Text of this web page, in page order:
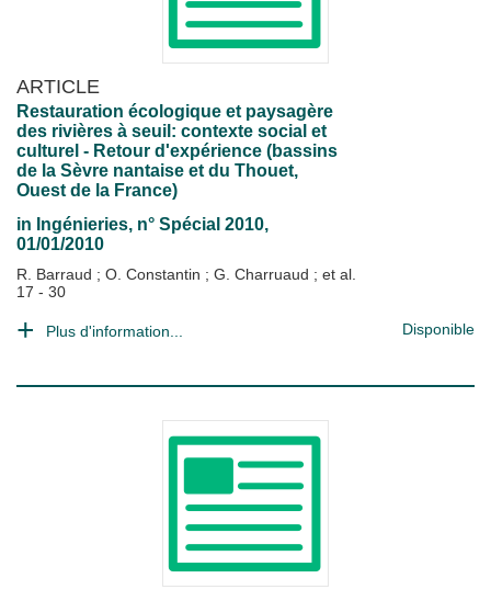
ARTICLE
Restauration écologique et paysagère
des rivières à seuil: contexte social et
culturel - Retour d'expérience (bassins
de la Sèvre nantaise et du Thouet,
Ouest de la France)
in Ingénieries, n° Spécial 2010,
01/01/2010
R. Barraud ; O. Constantin ; G. Charruaud ; et al.
17 - 30
Plus d'information... Disponible